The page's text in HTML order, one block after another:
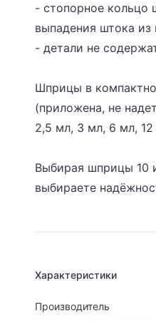
- стопорное кольцо
выпадения штока из
- детали не
Шприцы в
(приложена, не
2,5 мл, 3 мл, 6 мл,
Выбирая шприцы 10
выбираете
Характеристики
Производитель